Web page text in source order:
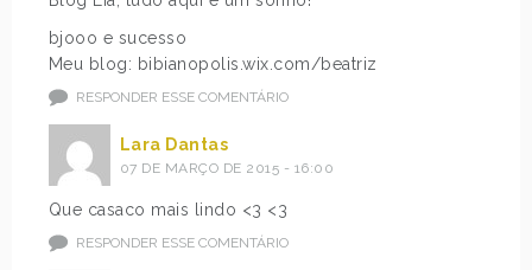
bjooo e sucesso
Meu blog: bibianopolis.wix.com/beatriz
RESPONDER ESSE COMENTÁRIO
Lara Dantas
07 DE MARÇO DE 2015 - 16:00
Que casaco mais lindo <3 <3
RESPONDER ESSE COMENTÁRIO